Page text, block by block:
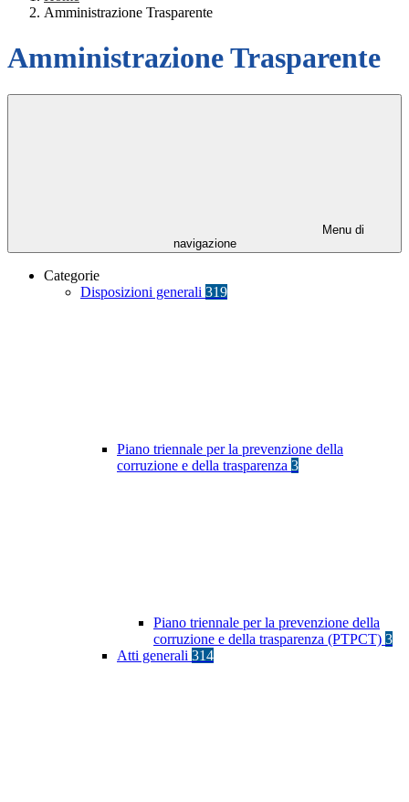
Amministrazione Trasparente
Amministrazione Trasparente
Menu di
navigazione
Categorie
Disposizioni generali 319
Piano triennale per la prevenzione della
corruzione e della trasparenza 3
Piano triennale per la prevenzione della
corruzione e della trasparenza (PTPCT) 3
Atti generali 314